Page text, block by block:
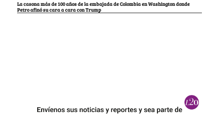
La casona más de 100 años de la embajada de Colombia en Washington donde
Petro afinó su cara a cara con Trump